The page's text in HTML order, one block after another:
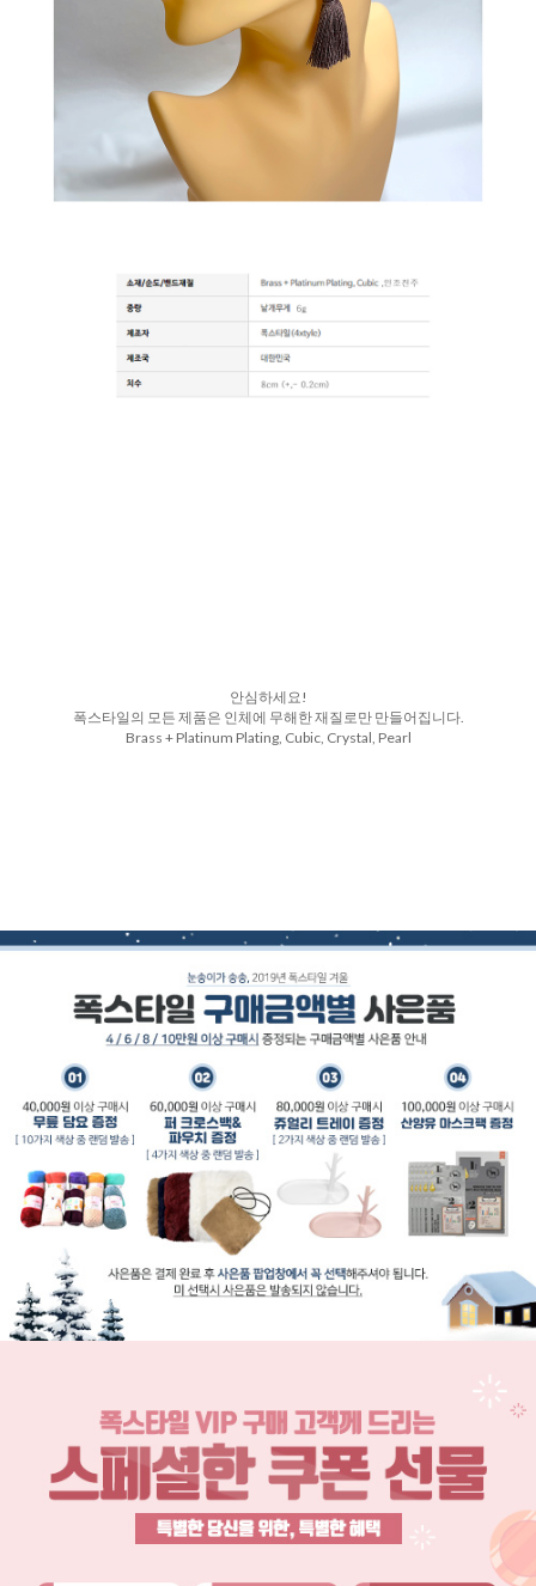
안심하세요!
폭스타일의 모든 제품은 인체에 무해한 재질로만 만들어집니다.
Brass + Platinum Plating, Cubic, Crystal, Pearl